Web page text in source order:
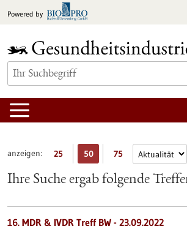
Inhalt
Powered by
anzeigen: 25 50 75
Ihre Suche ergab folgende
16. MDR & IVDR Treff BW - 23.09.2022